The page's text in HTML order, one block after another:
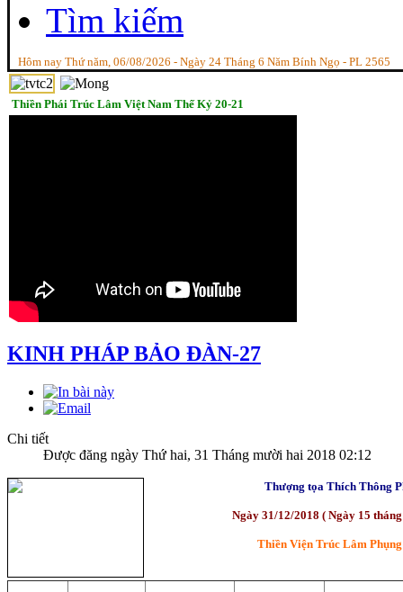
Tìm kiếm
Hôm nay Thứ năm, 06/08/2026 - Ngày 24 Tháng 6 Năm Bính Ngọ - PL 2565
Thiền Phái Trúc Lâm Việt Nam Thế Kỷ 20-21
KINH PHÁP BẢO ĐÀN-27
Chi tiết
Được đăng ngày Thứ hai, 31 Tháng mười hai 2018 02:12
Thượng tọa Thích Thông
Ngày 31/12/2018 ( Ngày 15
Thiền Viện Trúc Lâm